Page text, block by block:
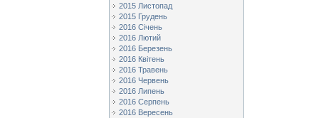
2015 Листопад
2015 Грудень
2016 Січень
2016 Лютий
2016 Березень
2016 Квітень
2016 Травень
2016 Червень
2016 Липень
2016 Серпень
2016 Вересень